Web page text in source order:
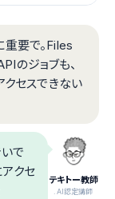
重要で。Files
のジョブも、
セスできない
テキトー教師
.AI認定講師
で
クセ